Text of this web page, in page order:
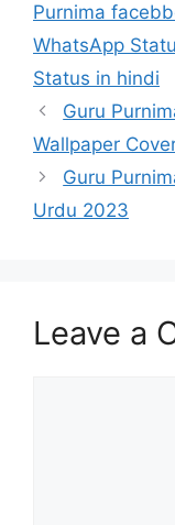
Purnima
WhatsApp
Status in hindi
Guru
Wallpaper
Guru
Urdu 2023
Leave a